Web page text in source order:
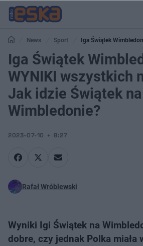
News Sport
Iga Świątek
meczów. Jak idzie Świątek na Wimbledonie?
Iga Świątek
WYNIKI wszystkich
Jak idzie Świątek na
Wimbledonie?
2023-07-10 8:27
Rafał Wróblewski
Wyniki Igi Świątek na
dobre, czy jednak Polka miała